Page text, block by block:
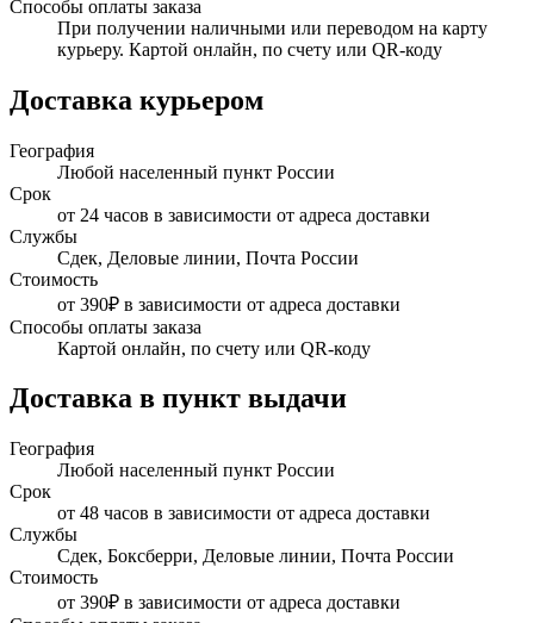
Способы оплаты заказа
При получении наличными или переводом на карту
курьеру. Картой онлайн, по счету или QR-коду
Доставка курьером
География
Любой населенный пункт России
Срок
от 24 часов в зависимости от адреса доставки
Службы
Сдек, Деловые линии, Почта России
Стоимость
от 390₽ в зависимости от адреса доставки
Способы оплаты заказа
Картой онлайн, по счету или QR-коду
Доставка в пункт выдачи
География
Любой населенный пункт России
Срок
от 48 часов в зависимости от адреса доставки
Службы
Сдек, Боксберри, Деловые линии, Почта России
Стоимость
от 390₽ в зависимости от адреса доставки